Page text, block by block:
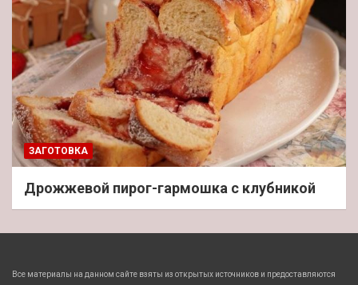
ЗАГОТОВКА
Дрожжевой пирог-гармошка с клубникой
Все материалы на данном сайте взяты из открытых источников и предоставляются